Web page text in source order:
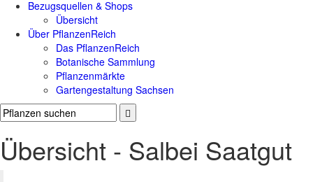
Bezugsquellen & Shops
Übersicht
Über PflanzenReich
Das PflanzenReich
Botanische Sammlung
Pflanzenmärkte
Gartengestaltung Sachsen
Übersicht - Salbei Saatgut